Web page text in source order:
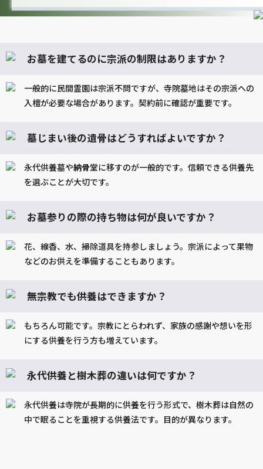
お墓を建てるのに宗派の制限はありますか？
一般的に民間霊園は宗派不問ですが、寺院墓地はその宗派への
入檀が必要な場合があります。契約前に確認が重要です。
墓じまい後の遺骨はどうすればよいですか？
永代供養墓や納骨堂に移すのが一般的です。信頼できる供養先
を選ぶことが大切です。
お墓参りの際の持ち物は何が良いですか？
花、線香、水、掃除道具を持参しましょう。宗派によって果物
などのお供えを準備することもあります。
無宗教でも供養はできますか？
もちろん可能です。宗教にとらわれず、家族の感謝や想いを形
にする供養を行う方も増えています。
永代供養と樹木葬の違いは何ですか？
永代供養は寺院が長期的に供養を行う形式で、樹木葬は自然の
中で眠ることを重視する供養法です。目的が異なります。